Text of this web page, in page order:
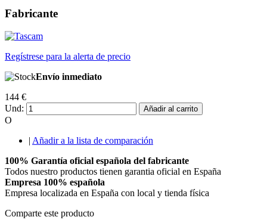
Fabricante
Regístrese para la alerta de precio
Envío inmediato
144 €
Und:
Añadir al carrito
O
| Añadir a la lista de comparación
100% Garantía oficial española del fabricante
Todos nuestro productos tienen garantia oficial en España
Empresa 100% española
Empresa localizada en España con local y tienda física
Comparte este producto